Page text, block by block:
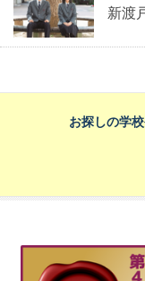
新渡
お探しの学